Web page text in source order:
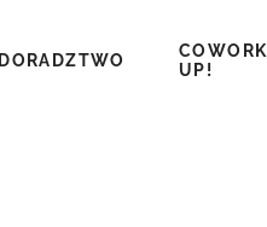
DORADZTWO
COWORK
UP!